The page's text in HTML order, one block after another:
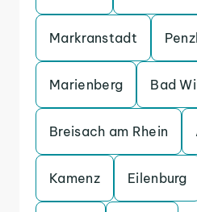
Markranstadt
Marienberg Bad
Breisach am Rhein
Kamenz Eilenburg